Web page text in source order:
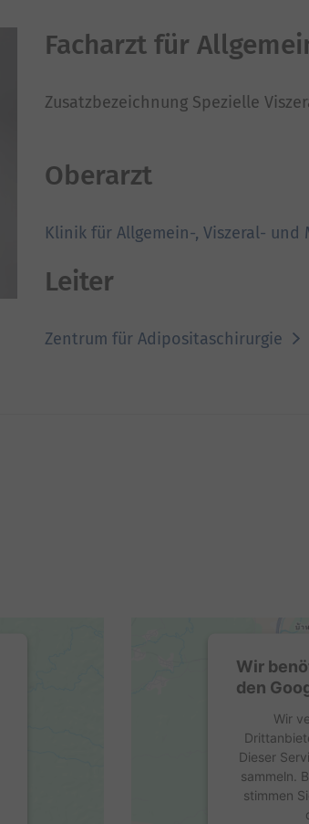
Facharzt für
Zusatzbezeichnung Spezielle
Oberarzt
Klinik für Allgemein-, Viszeral- und
Leiter
Zentrum für Adipositaschirurgie
Wir
den
Wir
Dieser
sammeln.
stimmen